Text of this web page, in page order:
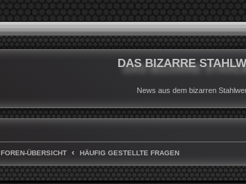
DAS BIZARRE
News aus dem bizarren
FOREN-ÜBERSICHT HÄUFIG GESTELLTE FRAGEN